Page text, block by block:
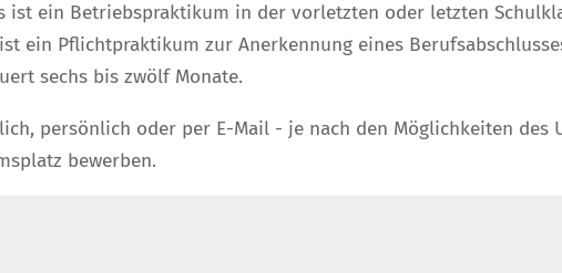
ist ein Betriebspraktikum in der vorletzten oder letzten
ein Pflichtpraktikum zur Anerkennung eines
sechs bis zwölf Monate.
persönlich oder per E-Mail - je nach den Möglichkeiten
bewerben.